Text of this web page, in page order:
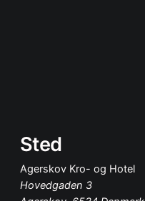
Sted
Agerskov Kro- og Hotel
Hovedgaden 3